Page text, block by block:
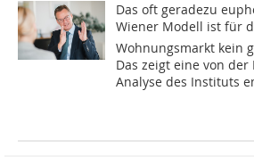
Das oft geradezu
Wiener Modell ist für
Wohnungsmarkt kein
Das zeigt eine von
Analyse des Instituts